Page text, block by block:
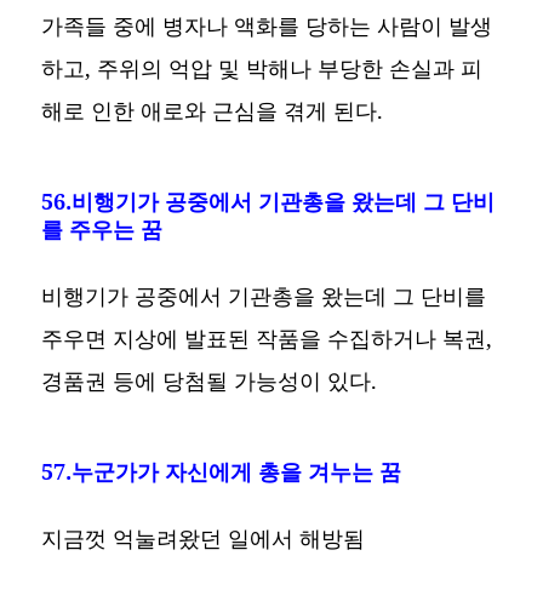
가족들 중에 병자나 액화를 당하는 사람이 발생
하고, 주위의 억압 및 박해나 부당한 손실과 피
해로 인한 애로와 근심을 겪게 된다.
56.비행기가 공중에서 기관총을 왔는데 그 단비
를 주우는 꿈
비행기가 공중에서 기관총을 왔는데 그 단비를
주우면 지상에 발표된 작품을 수집하거나 복권,
경품권 등에 당첨될 가능성이 있다.
57.누군가가 자신에게 총을 겨누는 꿈
지금껏 억눌려왔던 일에서 해방됨